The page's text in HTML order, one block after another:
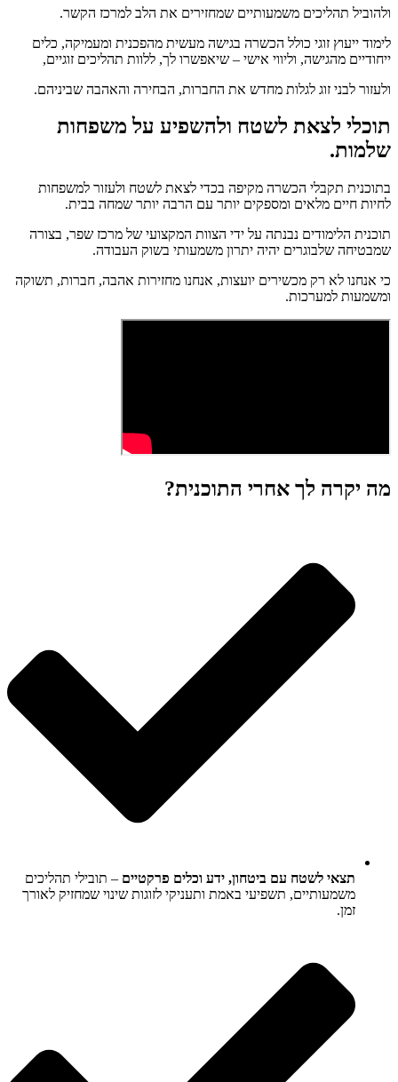
ולהוביל תהליכים משמעותיים שמחזירים את הלב למרכז הקשר.
לימוד ייעוץ זוגי כולל הכשרה בגישה מעשית מהפכנית ומעמיקה, כלים
ייחודיים מהגישה, וליווי אישי – שיאפשרו לך, ללוות תהליכים זוגיים,
ולעזור לבני זוג לגלות מחדש את החברות, הבחירה והאהבה שביניהם.
תוכלי לצאת לשטח ולהשפיע על משפחות
שלמות.
בתוכנית תקבלי הכשרה מקיפה בכדי לצאת לשטח ולעזור למשפחות
לחיות חיים מלאים ומספקים יותר עם הרבה יותר שמחה בבית.
תוכנית הלימודים נבנתה על ידי הצוות המקצועי של מרכז שפר, בצורה
שמבטיחה שלבוגרים יהיה יתרון משמעותי בשוק העבודה.
כי אנחנו לא רק מכשירים יועצות, אנחנו מחזירות אהבה, חברות, תשוקה
ומשמעות למערכות.
מה יקרה לך אחרי התוכנית?
תצאי לשטח עם ביטחון, ידע וכלים פרקטיים – תובילי תהליכים
משמעותיים, תשפיעי באמת ותעניקי לזוגות שינוי שמחזיק לאורך
זמן.